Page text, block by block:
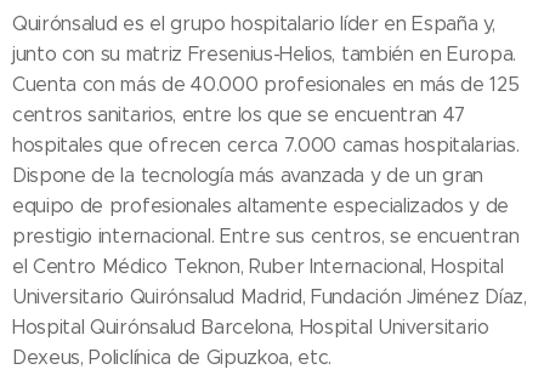
Quirónsalud es el grupo hospitalario líder en España y,
junto con su matriz Fresenius-Helios, también en Europa.
Cuenta con más de 40.000 profesionales en más de 125
centros sanitarios, entre los que se encuentran 47
hospitales que ofrecen cerca 7.000 camas hospitalarias.
Dispone de la tecnología más avanzada y de un gran
equipo de profesionales altamente especializados y de
prestigio internacional. Entre sus centros, se encuentran
el Centro Médico Teknon, Ruber Internacional, Hospital
Universitario Quirónsalud Madrid, Fundación Jiménez Díaz,
Hospital Quirónsalud Barcelona, Hospital Universitario
Dexeus, Policlínica de Gipuzkoa, etc.